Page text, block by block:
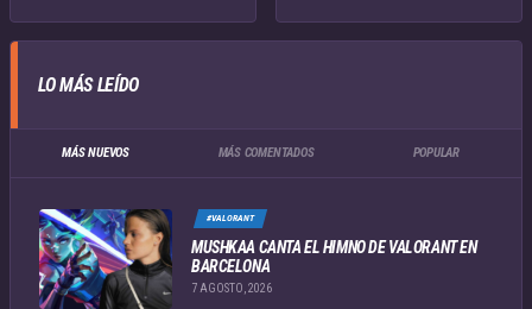
LO MÁS LEÍDO
MÁS NUEVOS MÁS COMENTADOS POPULAR
#VALORANT
MUSHKAA CANTA EL HIMNO DE VALORANT EN
BARCELONA
7 AGOSTO, 2026